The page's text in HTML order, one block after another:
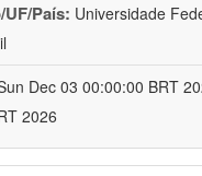
País: Universidade
Dec 03 00:00:00 BRT
2026